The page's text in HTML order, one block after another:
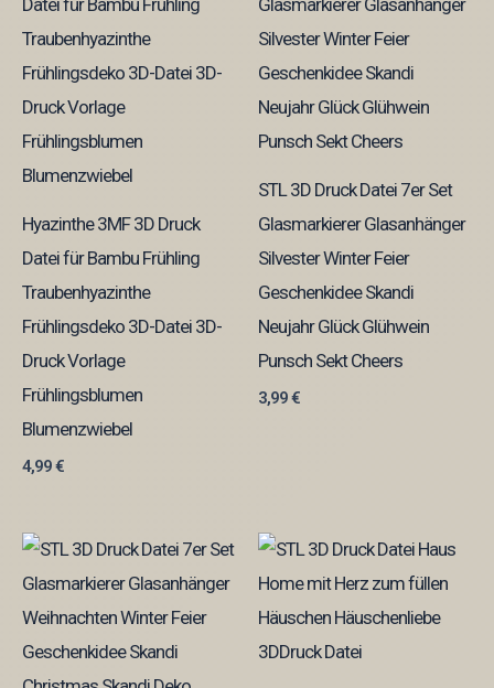
Hyazinthe 3MF 3D Druck
Datei für Bambu Frühling
Traubenhyazinthe
Frühlingsdeko 3D-Datei 3D-
Druck Vorlage
Frühlingsblumen
Blumenzwiebel
4,99€
STL 3D Druck Datei 7er Set
Glasmarkierer Glasanhänger
Silvester Winter Feier
Geschenkidee Skandi
Neujahr Glück Glühwein
Punsch Sekt Cheers
3,99€